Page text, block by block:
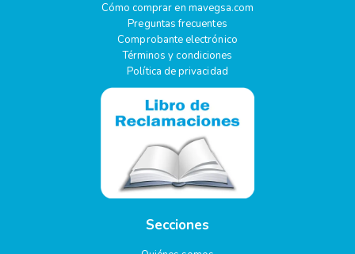
Cómo comprar en mavegsa.com
Preguntas frecuentes
Comprobante electrónico
Términos y condiciones
Política de privacidad
Secciones